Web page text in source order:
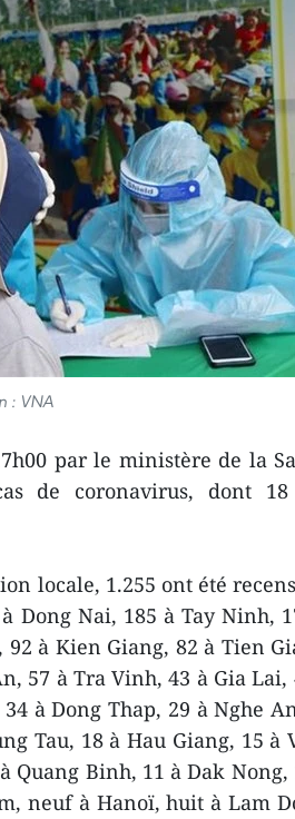
: VNA
par le ministère de la
de coronavirus, dont 18
locale, 1.255 ont été
Dong Nai, 185 à Tay Ninh,
92 à Kien Giang, 82 à Tien
57 à Tra Vinh, 43 à Gia Lai,
à Dong Thap, 29 à Nghe
Tau, 18 à Hau Giang, 15 à
Quang Binh, 11 à Dak Nong,
neuf à Hanoï, huit à Lam